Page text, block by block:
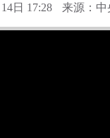
日 17:28 来源：中